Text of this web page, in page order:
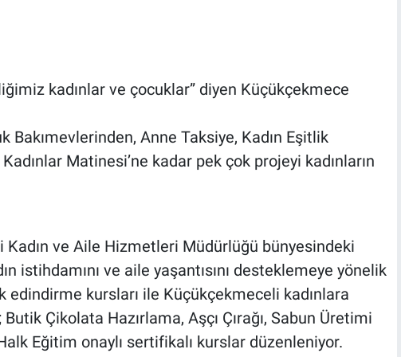
kadınlar ve çocuklar” diyen Küçükçekmece
Bakımevlerinden, Anne Taksiye, Kadın Eşitlik
Matinesi’ne kadar pek çok projeyi kadınların
Kadın ve Aile Hizmetleri Müdürlüğü bünyesindeki
istihdamını ve aile yaşantısını desteklemeye yönelik
edindirme kursları ile Küçükçekmeceli kadınlara
Çikolata Hazırlama, Aşçı Çırağı, Sabun Üretimi
Eğitim onaylı sertifikalı kurslar düzenleniyor.